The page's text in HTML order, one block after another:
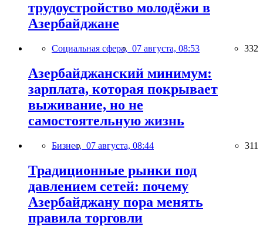
трудоустройство молодёжи в
Азербайджане
Социальная сфера, 07 августа, 08:53 332
Азербайджанский минимум:
зарплата, которая покрывает
выживание, но не
самостоятельную жизнь
Бизнес, 07 августа, 08:44 311
Традиционные рынки под
давлением сетей: почему
Азербайджану пора менять
правила торговли